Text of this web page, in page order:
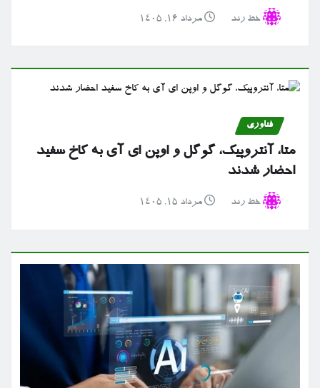
خط رند مرداد ۱۶, ۱۴۰۵
فناوری
متا، آنتروپیک، گوگل و اوپن ای آی به کاخ سفید
احضار شدند
خط رند مرداد ۱۵, ۱۴۰۵